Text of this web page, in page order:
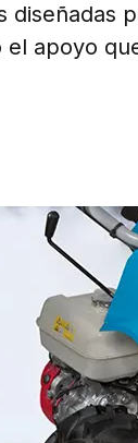
apoyo